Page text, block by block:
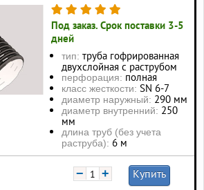
Под заказ. Срок поставки 3-5
дней
тип: труба гофрированная
двухслойная с раструбом
перфорация: полная
класс жесткости: SN 6-7
диаметр наружный: 290 мм
диаметр внутренний: 250
мм
длина труб (без учета
раструба): 6 м
− + Купить